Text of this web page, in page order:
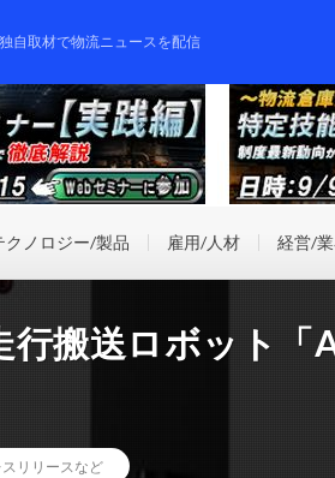
自取材で物流ニュースを配信
クノロジー/製品 雇用/人材 経営/
搬送ロボット「
スリリースなど